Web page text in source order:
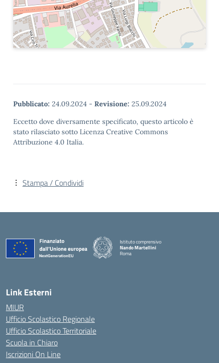
Pubblicato: 24.09.2024 - Revisione: 25.09.2024
Eccetto dove diversamente specificato, questo articolo è
stato rilasciato sotto Licenza Creative Commons
Attribuzione 4.0 Italia.
Stampa / Condividi
Istituto comprensivo
Nando Martellini
Roma
Link Esterni
MIUR
Ufficio Scolastico Regionale
Ufficio Scolastico Territoriale
Scuola in Chiaro
Iscrizioni On Line